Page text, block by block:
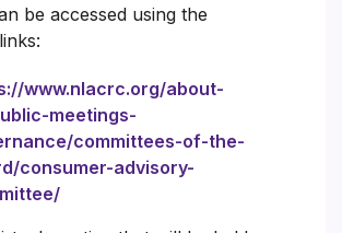
be accessed using the
www.nlacrc.org/about-
meetings-
committees-of-the-
consumer-advisory-